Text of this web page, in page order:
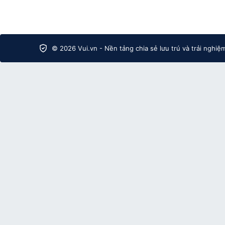
© 2026 Vui.vn - Nền tảng chia sẻ lưu trú và trải